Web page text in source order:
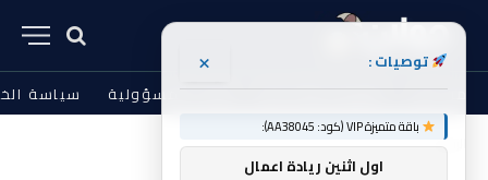
من نحن الشروط والأحكام إخلاء المسؤولية سياسة
الرئيسية »
Equipment
توصيات : ×
باقة متميزة VIP (كود: AA38045):
اول اثنين ريادة اعمال